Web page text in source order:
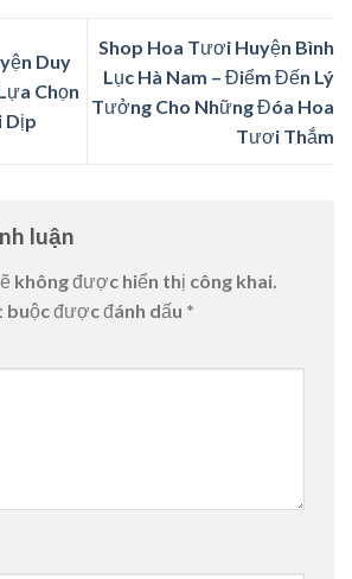
Duy
Chọn
Dịp
Shop Hoa Tươi Huyện Bình
Lục Hà Nam – Điểm Đến Lý
Tưởng Cho Những Đóa Hoa
Tươi Thắm
luận
không được hiển thị công khai.
được đánh dấu *